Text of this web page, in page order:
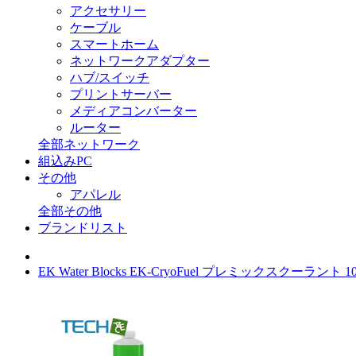
アクセサリー
ケーブル
スマートホーム
ネットワークアダプター
ハブ/スイッチ
プリントサーバー
メディアコンバーター
ルーター
全部ネットワーク
組込みPC
その他
アパレル
全部その他
ブランドリスト
EK Water Blocks EK-CryoFuel プレミックスクーラント